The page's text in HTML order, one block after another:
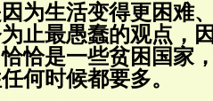
为生活变得更困难
止最愚蠢的观点，
恰是一些贫困国家
何时候都要多。